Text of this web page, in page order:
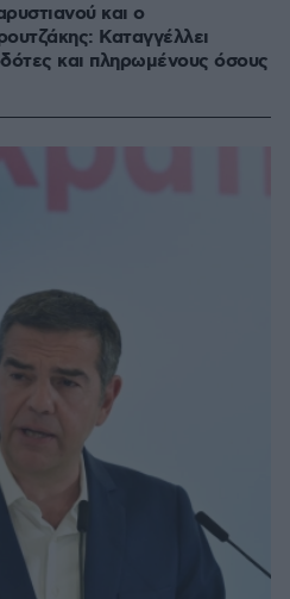
και ο
Καταγγέλλει
και πληρωμένους όσους